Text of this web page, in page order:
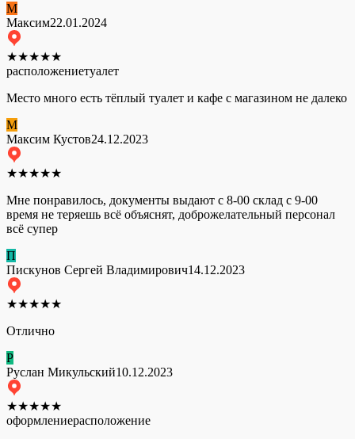
М
Максим22.01.2024
★★★★★
расположениетуалет
Место много есть тёплый туалет и кафе с магазином не далеко
М
Максим Кустов24.12.2023
★★★★★
Мне понравилось, документы выдают с 8-00 склад с 9-00
время не теряешь всё объяснят, доброжелательный персонал
всё супер
П
Пискунов Сергей Владимирович14.12.2023
★★★★★
Отлично
Р
Руслан Микульский10.12.2023
★★★★★
оформлениерасположение